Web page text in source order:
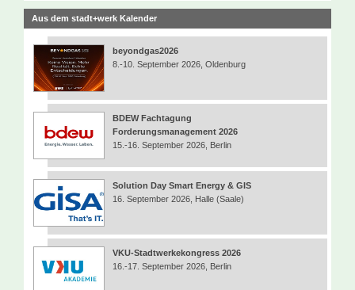
Aus dem stadt+werk Kalender
beyondgas2026
8.-10. September 2026, Oldenburg
BDEW Fachtagung
Forderungsmanagement 2026
15.-16. September 2026, Berlin
Solution Day Smart Energy & GIS
16. September 2026, Halle (Saale)
VKU-Stadtwerkekongress 2026
16.-17. September 2026, Berlin